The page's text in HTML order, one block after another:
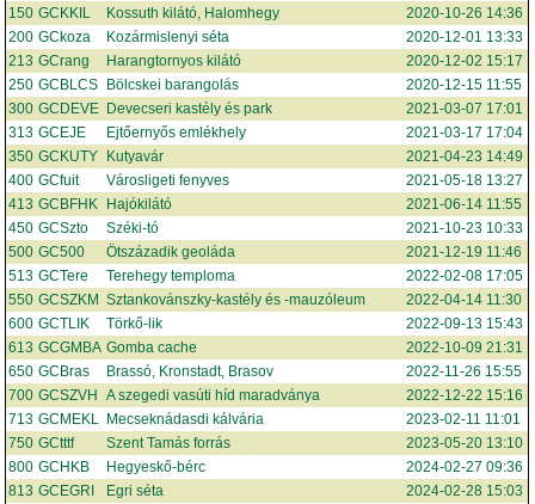
150 GCKKIL Kossuth kilátó, Halomhegy
2020-10-26 14:36
200 GCkoza Kozármislenyi séta
2020-12-01 13:33
213 GCrang Harangtornyos kilátó
2020-12-02 15:17
250 GCBLCS Bölcskei barangolás
2020-12-15 11:55
300 GCDEVE Devecseri kastély és park
2021-03-07 17:01
313 GCEJE Ejtőernyős emlékhely
2021-03-17 17:04
350 GCKUTY Kutyavár
2021-04-23 14:49
400 GCfuit Városligeti fenyves
2021-05-18 13:27
413 GCBFHK Hajókilátó
2021-06-14 11:55
450 GCSzto Széki-tó
2021-10-23 10:33
500 GC500 Ötszázadik geoláda
2021-12-19 11:46
513 GCTere Terehegy temploma
2022-02-08 17:05
550 GCSZKM Sztankovánszky-kastély és -mauzóleum
2022-04-14 11:30
600 GCTLIK Törkő-lik
2022-09-13 15:43
613 GCGMBA Gomba cache
2022-10-09 21:31
650 GCBras Brassó, Kronstadt, Brasov
2022-11-26 15:55
700 GCSZVH A szegedi vasúti híd maradványa
2022-12-22 15:16
713 GCMEKL Mecseknádasdi kálvária
2023-02-11 11:01
750 GCtttf Szent Tamás forrás
2023-05-20 13:10
800 GCHKB Hegyeskő-bérc
2024-02-27 09:36
813 GCEGRI Egri séta
2024-02-28 15:03